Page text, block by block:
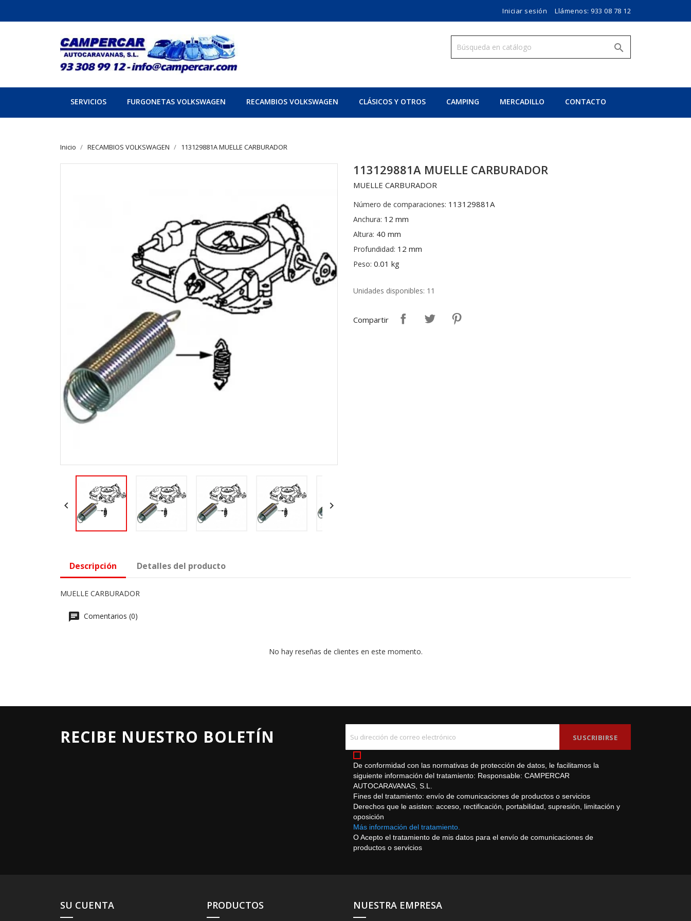
Iniciar sesión Llámenos: 933 08 78 12

SERVICIOS FURGONETAS VOLKSWAGEN RECAMBIOS VOLKSWAGEN CLÁSICOS Y OTROS CAMPING MERCADILLO CONTACTO
Inicio RECAMBIOS VOLKSWAGEN 113129881A MUELLE CARBURADOR
 
113129881A MUELLE CARBURADOR
MUELLE CARBURADOR
Número de comparaciones: 113129881A
Anchura: 12 mm
Altura: 40 mm
Profundidad: 12 mm
Peso: 0.01 kg
Unidades disponibles: 11
Compartir
Descripción Detalles del producto
MUELLE CARBURADOR
Comentarios (0)
No hay reseñas de clientes en este momento.
RECIBE NUESTRO BOLETÍN
De conformidad con las normativas de protección de datos, le facilitamos la
siguiente información del tratamiento: Responsable: CAMPERCAR
AUTOCARAVANAS, S.L.
Fines del tratamiento: envío de comunicaciones de productos o servicios
Derechos que le asisten: acceso, rectificación, portabilidad, supresión, limitación y
oposición
Más información del tratamiento.
O Acepto el tratamiento de mis datos para el envío de comunicaciones de
productos o servicios
SU CUENTA PRODUCTOS NUESTRA EMPRESA